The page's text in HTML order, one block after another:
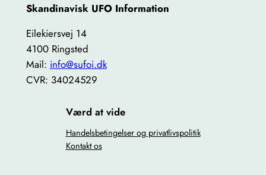
Skandinavisk UFO Information
Eilekiersvej 14
4100 Ringsted
Mail: info@sufoi.dk
CVR: 34024529
Værd at vide
Handelsbetingelser og privatlivspolitik
Kontakt os